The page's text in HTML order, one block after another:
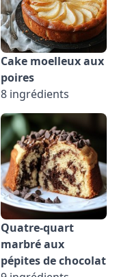
Cake moelleux aux
poires
8 ingrédients
Quatre-quart
marbré aux
pépites de chocolat